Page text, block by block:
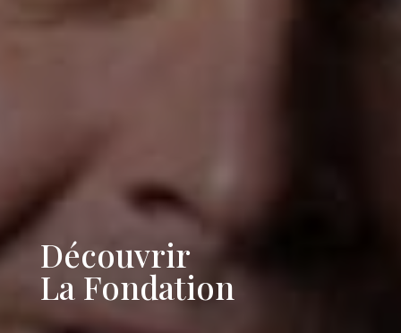
Découvrir
La Fondation